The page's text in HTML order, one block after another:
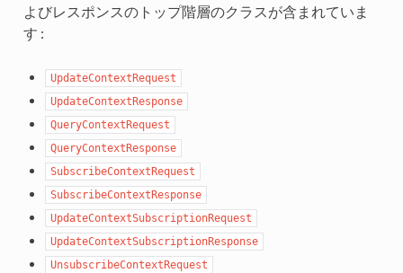
よびレスポンスのトップ階層のクラスが含まれていま
す :
UpdateContextRequest
UpdateContextResponse
QueryContextRequest
QueryContextResponse
SubscribeContextRequest
SubscribeContextResponse
UpdateContextSubscriptionRequest
UpdateContextSubscriptionResponse
UnsubscribeContextRequest